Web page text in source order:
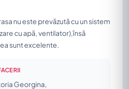
nu este prevăzută cu un sistem
cu apă, ventilator),însă
sunt excelente.
Georgina,